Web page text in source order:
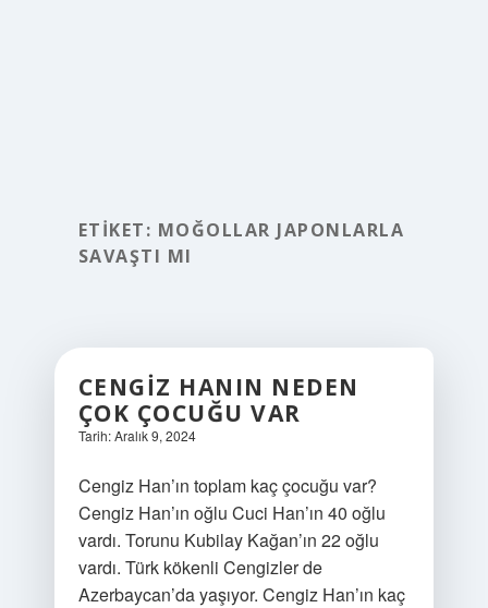
ETIKET: MOĞOLLAR JAPONLARLA
SAVAŞTI MI
CENGIZ HANIN NEDEN
ÇOK ÇOCUĞU VAR
Tarih: Aralık 9, 2024
Cengiz Han’ın toplam kaç çocuğu var?
Cengiz Han’ın oğlu Cuci Han’ın 40 oğlu
vardı. Torunu Kubilay Kağan’ın 22 oğlu
vardı. Türk kökenli Cengizler de
Azerbaycan’da yaşıyor. Cengiz Han’ın kaç